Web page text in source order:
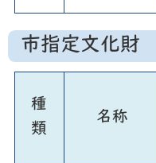
市指定文化財
種
類
名称